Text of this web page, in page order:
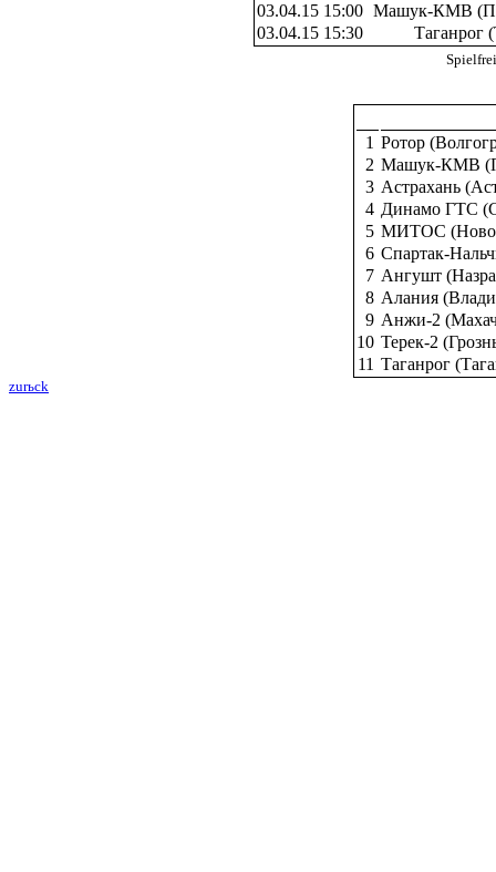
03.04.15 15:00 Машук-КМВ
03.04.15 15:30
Таганрог
1 Ротор
2 Машук-КМВ
3 Астрахань
4 Динамо ГТС
5 МИТОС
6 Спартак-
7 Ангушт
8 Алания
9 Анжи-2
10 Терек-2
11 Таганрог
zurьck